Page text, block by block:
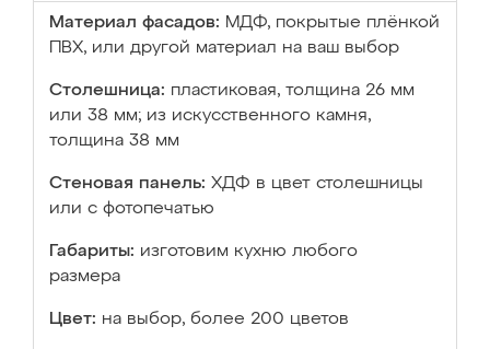
Материал фасадов: МДФ, покрытые плёнкой
ПВХ, или другой материал на ваш выбор
Столешница: пластиковая, толщина 26 мм
или 38 мм; из искусственного камня,
толщина 38 мм
Стеновая панель: ХДФ в цвет столешницы
или с фотопечатью
Габариты: изготовим кухню любого
размера
Цвет: на выбор, более 200 цветов